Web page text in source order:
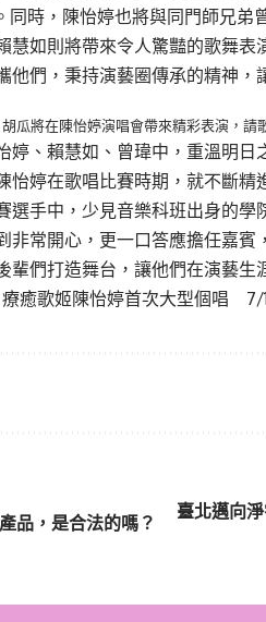
同時，陳怡婷也將與同門師兄
慧如則將帶來令人驚豔的歌舞
他們，秉持演藝圈傳承的精神，
瓜將在陳怡婷演唱會帶來精彩表演，請
婷、賴慧如、曾瑋中，重溫明
怡婷在歌唱比賽時期，就不斷
選手中，少見音樂科班出身的
非常開心，更一口答應擔任嘉
輩們打造舞台，讓他們在演藝生
療癒歌姬陳怡婷首次大型個唱 7/
品，是合法的嗎？
臺北邁向